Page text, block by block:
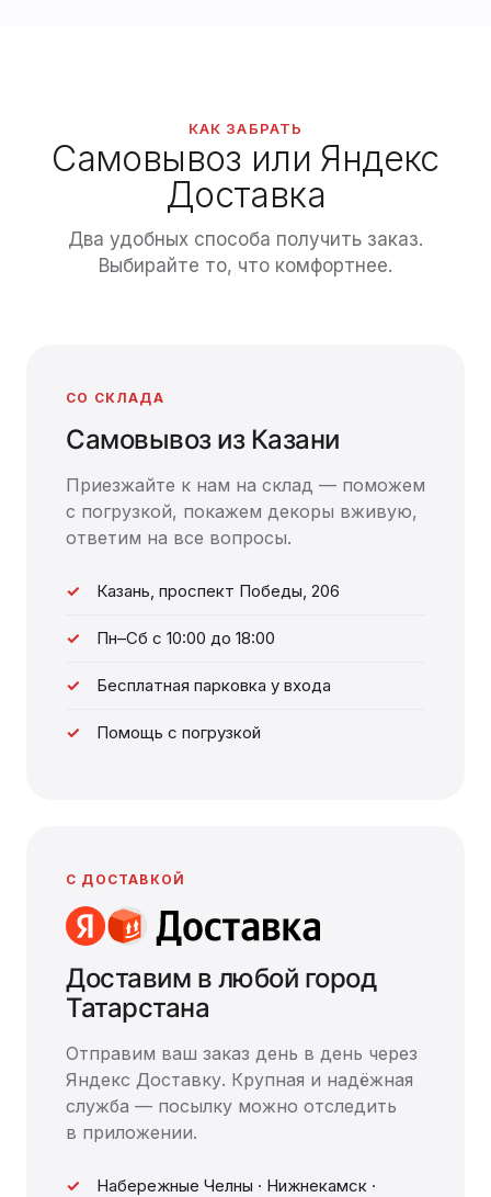
КАК ЗАБРАТЬ
Самовывоз или Яндекс
Доставка
Два удобных способа получить заказ.
Выбирайте то, что комфортнее.
СО СКЛАДА
Самовывоз из Казани
Приезжайте к нам на склад — поможем
с погрузкой, покажем декоры вживую,
ответим на все вопросы.
Казань, проспект Победы, 206
Пн–Сб с 10:00 до 18:00
Бесплатная парковка у входа
Помощь с погрузкой
С ДОСТАВКОЙ
Доставим в любой город
Татарстана
Отправим ваш заказ день в день через
Яндекс Доставку. Крупная и надёжная
служба — посылку можно отследить
в приложении.
Набережные Челны · Нижнекамск ·